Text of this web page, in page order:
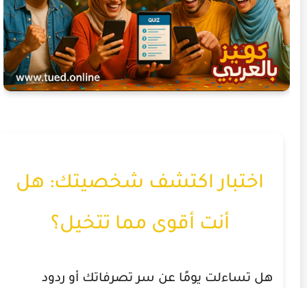
اختبار اكتشف شخصيتك: هل
أنت أقوى مما تتخيل؟
هل تساءلت يومًا عن سر تصرفاتك أو ردود